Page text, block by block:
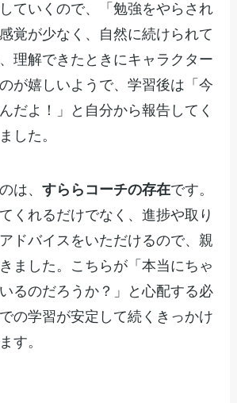
ていくので、「勉強をやらされ
覚が少なく、自然に続けられて
理解できたときにキャラクター
が嬉しいようで、学習後は「今
だよ！」と自分から報告してく
した。
は、すららコーチの存在です。
くれるだけでなく、進捗や取り
ドバイスをいただけるので、親
ました。こちらが「本当にちゃ
るのだろうか？」と心配する必
の学習が安定して続くきっかけ
す。